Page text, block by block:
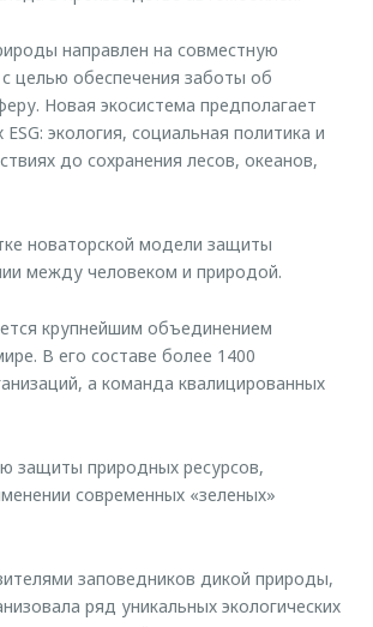
направлен на совместную
целью обеспечения заботы об
Новая экосистема предполагает
экология, социальная политика и
до сохранения лесов, океанов,
новаторской модели защиты
между человеком и природой.
крупнейшим объединением
В его составе более 1400
а команда квалицированных
защиты природных ресурсов,
современных «зеленых»
заповедников дикой природы,
ряд уникальных экологических